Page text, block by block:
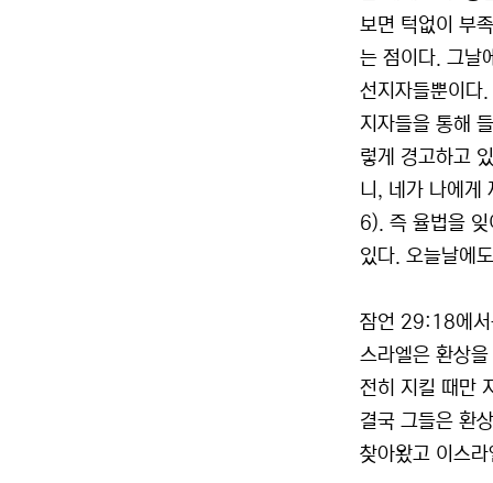
보면 턱없이 부
는 점이다. 그날
선지자들뿐이다
지자들을 통해
렇게 경고하고
니, 네가 나에게
6). 즉 율법을 잊
있다. 오늘날에
잠언 29:18에서
스라엘은 환상
전히 지킬 때만
결국 그들은 환
찾아왔고 이스